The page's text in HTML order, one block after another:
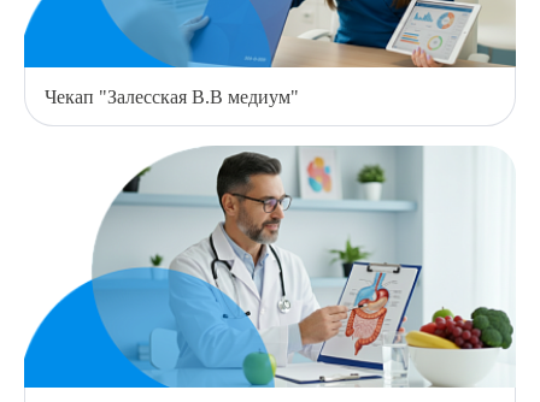
Чекап "Залесская В.В медиум"
Я даю согласие на обработку персональных данных